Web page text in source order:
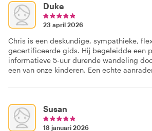
Duke
23 april 2026
Chris is een deskundige, sympathieke,
gecertificeerde gids. Hij begeleidde een
informatieve 5-uur durende wandeling
een van onze kinderen. Een echte
Susan
18 januari 2026